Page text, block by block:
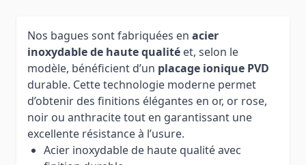
Nos bagues sont fabriquées en acier
inoxydable de haute qualité et, selon le
modèle, bénéficient d’un placage ionique PVD
durable. Cette technologie moderne permet
d’obtenir des finitions élégantes en or, or rose,
noir ou anthracite tout en garantissant une
excellente résistance à l’usure.
Acier inoxydable de haute qualité avec